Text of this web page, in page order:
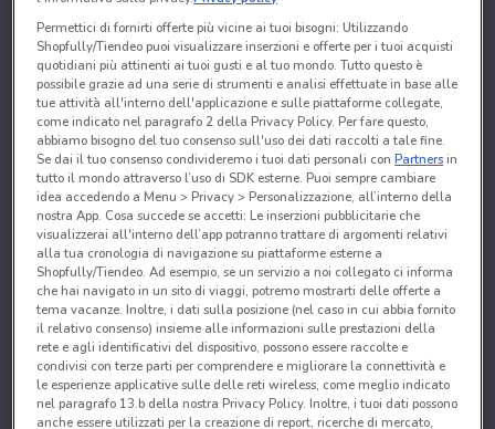
Permettici di fornirti offerte più vicine ai tuoi bisogni: Utilizzando
Shopfully/Tiendeo puoi visualizzare inserzioni e offerte per i tuoi acquisti
quotidiani più attinenti ai tuoi gusti e al tuo mondo. Tutto questo è
possibile grazie ad una serie di strumenti e analisi effettuate in base alle
tue attività all'interno dell'applicazione e sulle piattaforme collegate,
come indicato nel paragrafo 2 della Privacy Policy. Per fare questo,
abbiamo bisogno del tuo consenso sull'uso dei dati raccolti a tale fine.
Se dai il tuo consenso condivideremo i tuoi dati personali conPartnersin
tutto il mondo attraverso l’uso di SDK esterne. Puoi sempre cambiare
idea accedendo a Menu > Privacy > Personalizzazione, all’interno della
nostra App. Cosa succede se accetti: Le inserzioni pubblicitarie che
visualizzerai all'interno dell’app potranno trattare di argomenti relativi
alla tua cronologia di navigazione su piattaforme esterne a
Shopfully/Tiendeo. Ad esempio, se un servizio a noi collegato ci informa
che hai navigato in un sito di viaggi, potremo mostrarti delle offerte a
tema vacanze. Inoltre, i dati sulla posizione (nel caso in cui abbia fornito
il relativo consenso) insieme alle informazioni sulle prestazioni della
rete e agli identificativi del dispositivo, possono essere raccolte e
condivisi con terze parti per comprendere e migliorare la connettività e
le esperienze applicative sulle delle reti wireless, come meglio indicato
nel paragrafo 13.b della nostra Privacy Policy. Inoltre, i tuoi dati possono
anche essere utilizzati per la creazione di report, ricerche di mercato,